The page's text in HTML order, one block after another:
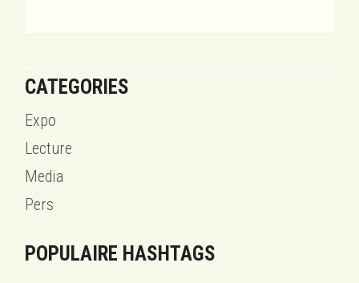
CATEGORIES
Expo
Lecture
Media
Pers
POPULAIRE HASHTAGS